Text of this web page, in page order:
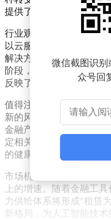
提供了保障。
行业观察显示，算力供
以云服务租赁为主，满
解决方案，匹配特定业
阶段，通过资本运作实
反映了AI产业从技术驱动
值得注意的是，新型融
新的风险挑战。算力资
金融产品期限错配等问
定相关指引，引导行业
的健康发展。
市场机构预测，未来三年
上的增速。随着金融工
力供给体系将形成"租赁
新格局，为人工智能技术
微信截图识别
众号回